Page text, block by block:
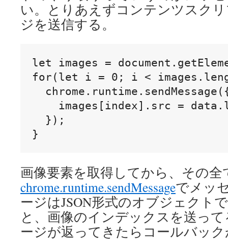
い。とりあえずコンテンツスク
ジを送信する。
let images =
for(let i = 0; i <
images[index].src =
  });
}
画像要素を取得してから、その
chrome.runtime.sendMessageでメッ
ージはJSON形式のオブジェクト
と、画像のインデックスを送っ
ージが返ってきたらコールバック